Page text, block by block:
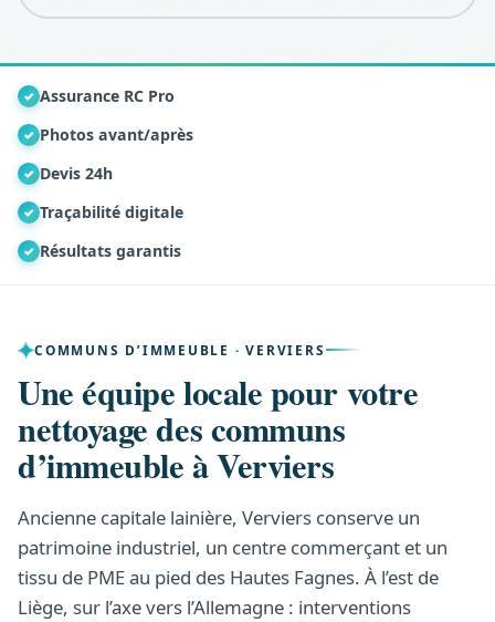
✓ Assurance RC Pro
✓ Photos avant/après
✓ Devis 24h
✓ Traçabilité digitale
✓ Résultats garantis
COMMUNS D’IMMEUBLE · VERVIERS
Une équipe locale pour votre
nettoyage des communs
d’immeuble à Verviers
Ancienne capitale lainière, Verviers conserve un
patrimoine industriel, un centre commerçant et un
tissu de PME au pied des Hautes Fagnes. À l’est de
Liège, sur l’axe vers l’Allemagne : interventions